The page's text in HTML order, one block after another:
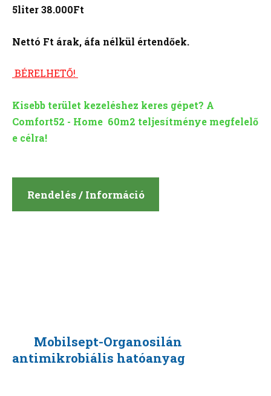
5liter 38.000Ft
Nettó Ft árak, áfa nélkül értendőek.
BÉRELHETŐ!
Kisebb terület kezeléshez keres gépet? A
Comfort52 - Home 60m2 teljesítménye megfelelő
e célra!
Rendelés / Információ
Mobilsept-Organosilán
antimikrobiális hatóanyag